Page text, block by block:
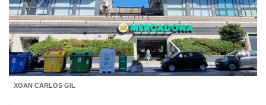
XOAN CARLOS GIL